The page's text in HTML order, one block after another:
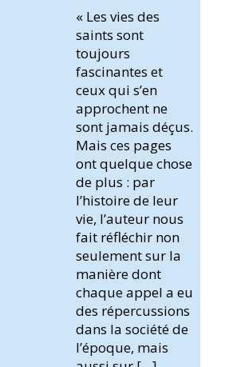
« Les vies des
saints sont
toujours
fascinantes et
ceux qui s’en
approchent ne
sont jamais déçus.
Mais ces pages
ont quelque chose
de plus : par
l’histoire de leur
vie, l’auteur nous
fait réfléchir non
seulement sur la
manière dont
chaque appel a eu
des répercussions
dans la société de
l’époque, mais